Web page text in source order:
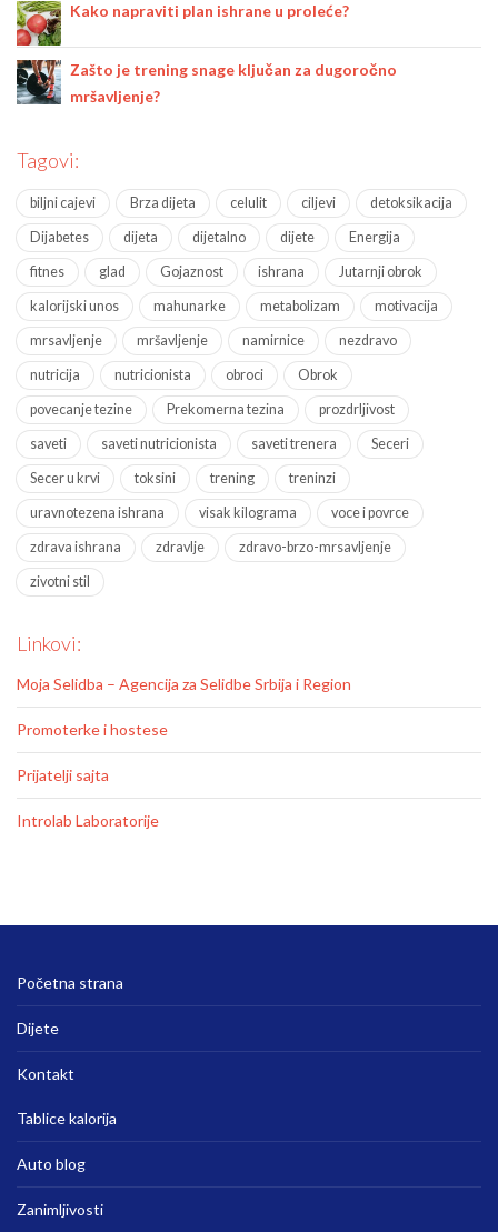
Kako napraviti plan ishrane u proleće?
Zašto je trening snage ključan za dugoročno
mršavljenje?
Tagovi:
biljni cajevi Brza dijeta celulit ciljevi detoksikacija
Dijabetes dijeta dijetalno dijete Energija
fitnes glad Gojaznost ishrana Jutarnji obrok
kalorijski unos mahunarke metabolizam motivacija
mrsavljenje mršavljenje namirnice nezdravo
nutricija nutricionista obroci Obrok
povecanje tezine Prekomerna tezina prozdrljivost
saveti saveti nutricionista saveti trenera Seceri
Secer u krvi toksini trening treninzi
uravnotezena ishrana visak kilograma voce i povrce
zdrava ishrana zdravlje zdravo-brzo-mrsavljenje
zivotni stil
Linkovi:
Moja Selidba – Agencija za Selidbe Srbija i Region
Promoterke i hostese
Prijatelji sajta
Introlab Laboratorije
Početna strana
Dijete
Kontakt
Tablice kalorija
Auto blog
Zanimljivosti